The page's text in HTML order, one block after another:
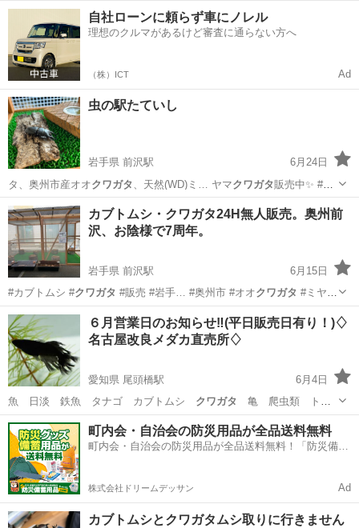
オス単 タウル… スヒラタクワガタペア パラワン… オオヒラタクワ
ペア を店頭に… ＃カブトムシ ＃クワガタ＃販売 ＃岩手…
岩手 奥州市 前沢駅 その他 クワガタ
自社ローンに頼らず車にノレル
理想のクルマがあるけど審査に通らない方へ
（株）ICT Ad
虫の駅たていし
岩手県 前沢駅
6月24日
タ、奥州市産オオクワガタ 、天然(WD)ミ… ヤマクワガタ販売中✨ #
カ… ブトムシ #クワガタ#販売 #岩手…
岩手 奥州市 前沢駅 その他のペット クワガタ
カブトムシ・クワガタ24H無人販売。奥州前
沢、お陰様で7周年。
岩手県 前沢駅
6月15日
#カブトムシ #クワガタ #販売 #岩手… #奥州市 #オオクワガタ #ミヤマ
クワガ… タ #ヒラタクワガタ#外国産クワガ…
岩手 奥州市 前沢駅 その他 クワガタ
６月営業日のお知らせ‼️(平日販売日有り！)♢
名古屋改良メダカ直売所♢
愛知県 尾頭橋駅
6月4日
魚 日淡 鉄魚 タナゴ カブトムシ クワガタ
亀 爬虫類 トカ
ゲ 海水魚 熱帯魚…
愛知 名古屋市 尾頭橋駅 その他のペット メダカ
町内会・自治会の防災用品が全品送料無料
町内会・自治会の防災用品が全品送料無料！「防災備蓄
株式会社ドリームデッサン Ad
カブトムシとクワガタムシ取りに行きません